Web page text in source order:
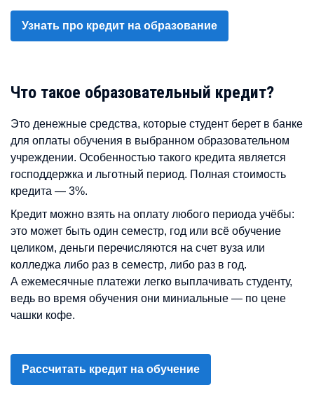
Узнать про кредит на образование
Что такое образовательный кредит?
Это денежные средства, которые студент берет в банке
для оплаты обучения в выбранном образовательном
учреждении. Особенностью такого кредита является
господдержка и льготный период. Полная стоимость
кредита — 3%.
Кредит можно взять на оплату любого периода учёбы:
это может быть один семестр, год или всё обучение
целиком, деньги перечисляются на счет вуза или
колледжа либо раз в семестр, либо раз в год.
А ежемесячные платежи легко выплачивать студенту,
ведь во время обучения они миниальные — по цене
чашки кофе.
Рассчитать кредит на обучение